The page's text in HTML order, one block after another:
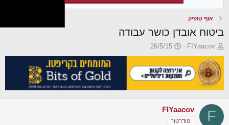
אוף טופיק
ביטוח אובדן כושר עבודה
פ
ו
ת
ח
ה
נ
ש
א
FIYaacov
פ
ו
ר
ס
ם
ב
א
ר
26/5/15
F
FIYaacov
מודרטור